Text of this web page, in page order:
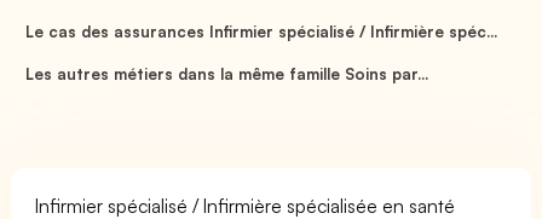
Le cas des assurances Infirmier spécialisé / Infirmière spéc...
Les autres métiers dans la même famille Soins par...
Infirmier spécialisé / Infirmière spécialisée en santé